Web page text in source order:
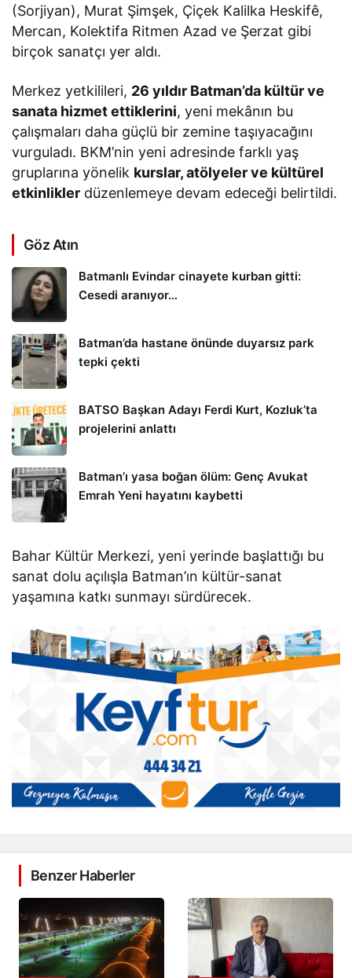
(Sorjiyan), Murat Şimşek, Çiçek Kalilka Heskifê,
Mercan, Kolektifa Ritmen Azad ve Şerzat gibi
birçok sanatçı yer aldı.
Merkez yetkilileri, 26 yıldır Batman’da kültür ve
sanata hizmet ettiklerini, yeni mekânın bu
çalışmaları daha güçlü bir zemine taşıyacağını
vurguladı. BKM’nin yeni adresinde farklı yaş
gruplarına yönelik kurslar, atölyeler ve kültürel
etkinlikler düzenlemeye devam edeceği belirtildi.
Göz Atın
Batmanlı Evindar cinayete kurban gitti:
Cesedi aranıyor…
Batman’da hastane önünde duyarsız park
tepki çekti
BATSO Başkan Adayı Ferdi Kurt, Kozluk’ta
projelerini anlattı
Batman’ı yasa boğan ölüm: Genç Avukat
Emrah Yeni hayatını kaybetti
Bahar Kültür Merkezi, yeni yerinde başlattığı bu
sanat dolu açılışla Batman’ın kültür-sanat
yaşamına katkı sunmayı sürdürecek.
Benzer Haberler